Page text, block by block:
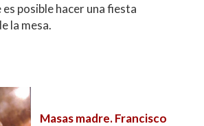
posible hacer una fiesta
la mesa.
Masas madre. Francisco